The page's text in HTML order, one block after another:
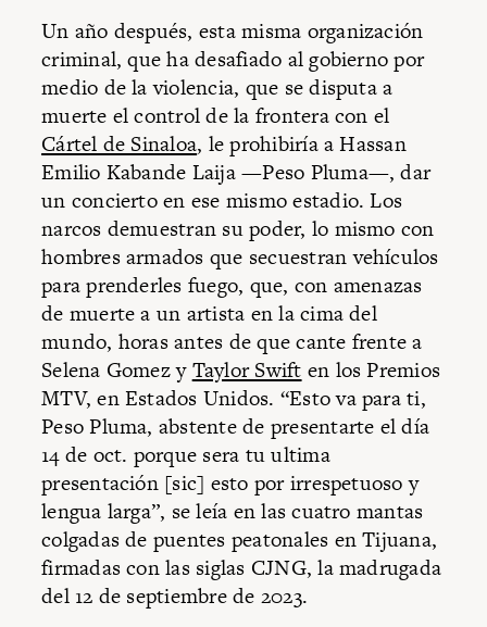
Un año después, esta misma organización
criminal, que ha desafiado al gobierno por
medio de la violencia, que se disputa a
muerte el control de la frontera con el
Cártel de Sinaloa, le prohibiría a Hassan
Emilio Kabande Laija —Peso Pluma—, dar
un concierto en ese mismo estadio. Los
narcos demuestran su poder, lo mismo con
hombres armados que secuestran vehículos
para prenderles fuego, que, con amenazas
de muerte a un artista en la cima del
mundo, horas antes de que cante frente a
Selena Gomez yTaylor Swift en los Premios
MTV, en Estados Unidos. “Esto va para ti,
Peso Pluma, abstente de presentarte el día
14 de oct. porque sera tu ultima
presentación [sic] esto por irrespetuoso y
lengua larga”, se leía en las cuatro mantas
colgadas de puentes peatonales en Tijuana,
firmadas con las siglas CJNG, la madrugada
del 12 de septiembre de 2023.